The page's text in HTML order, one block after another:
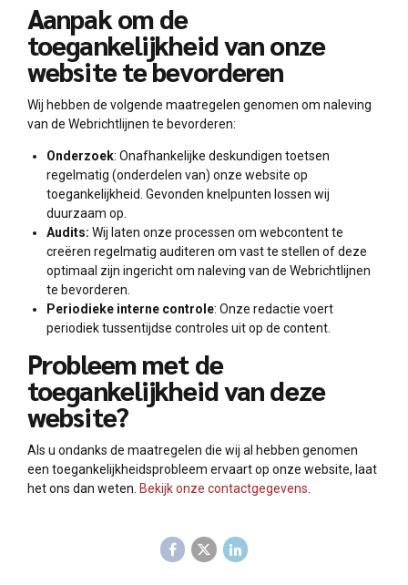
Aanpak om de
toegankelijkheid van onze
website te bevorderen
Wij hebben de volgende maatregelen genomen om naleving
van de Webrichtlijnen te bevorderen:
Onderzoek: Onafhankelijke deskundigen toetsen
regelmatig (onderdelen van) onze website op
toegankelijkheid. Gevonden knelpunten lossen wij
duurzaam op.
Audits: Wij laten onze processen om webcontent te
creëren regelmatig auditeren om vast te stellen of deze
optimaal zijn ingericht om naleving van de Webrichtlijnen
te bevorderen.
Periodieke interne controle: Onze redactie voert
periodiek tussentijdse controles uit op de content.
Probleem met de
toegankelijkheid van deze
website?
Als u ondanks de maatregelen die wij al hebben genomen
een toegankelijkheidsprobleem ervaart op onze website, laat
het ons dan weten. Bekijk onze contactgegevens